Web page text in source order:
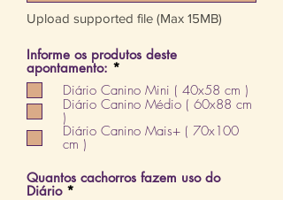
Upload supported file (Max 15MB)
Informe os produtos deste
apontamento: *
r
i
a
r
i
Diário Canino Mini ( 40x58 cm )
Diário Canino Médio ( 60x88 cm
)
Diário Canino Mais+ ( 70x100
cm )
Quantos cachorros fazem uso do
Diário *